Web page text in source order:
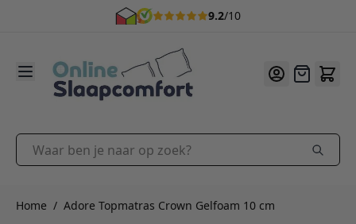
9.2/10
Offerte
Waar ben je naar op zoek?
Home / Adore Topmatras Crown Gelfoam 10 cm